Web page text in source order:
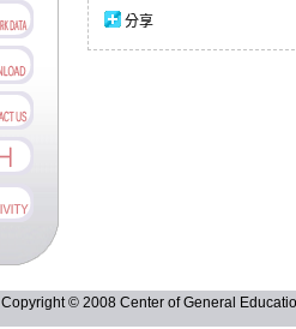
分享
Copyright © 2008 Center of General